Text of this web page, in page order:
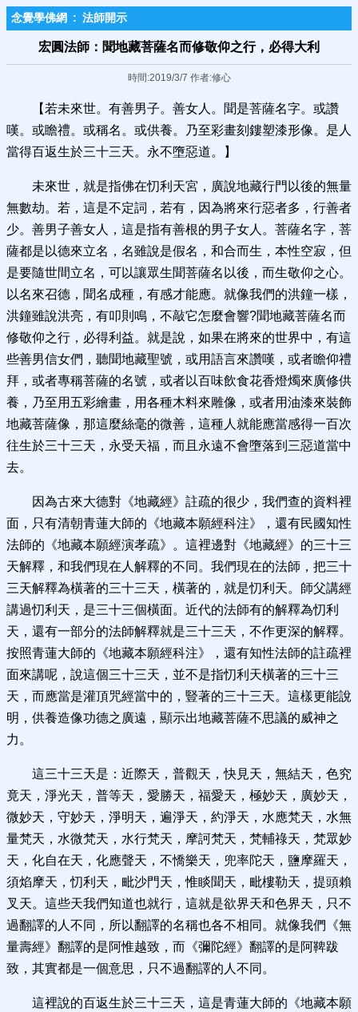
念覺學佛網 : 法師開示
宏圓法師：聞地藏菩薩名而修敬仰之行，必得大利
時間:2019/3/7 作者:修心
【若未來世。有善男子。善女人。聞是菩薩名字。或讚
嘆。或瞻禮。或稱名。或供養。乃至彩畫刻鏤塑漆形像。是人
當得百返生於三十三天。永不墮惡道。】
未來世，就是指佛在忉利天宮，廣說地藏行門以後的無量
無數劫。若，這是不定詞，若有，因為將來行惡者多，行善者
少。善男子善女人，這是指有善根的男子女人。菩薩名字，菩
薩都是以德來立名，名雖說是假名，和合而生，本性空寂，但
是要隨世間立名，可以讓眾生聞菩薩名以後，而生敬仰之心。
以名來召德，聞名成種，有感才能應。就像我們的洪鐘一樣，
洪鐘雖說洪亮，有叩則鳴，不敲它怎麼會響?聞地藏菩薩名而
修敬仰之行，必得利益。就是說，如果在將來的世界中，有這
些善男信女們，聽聞地藏聖號，或用語言來讚嘆，或者瞻仰禮
拜，或者專稱菩薩的名號，或者以百味飲食花香燈燭來廣修供
養，乃至用五彩繪畫，用各種木料來雕像，或者用油漆來裝飾
地藏菩薩像，那這麼絲毫的微善，這種人就能應當感得一百次
往生於三十三天，永受天福，而且永遠不會墮落到三惡道當中
去。
因為古來大德對《地藏經》註疏的很少，我們查的資料裡
面，只有清朝青蓮大師的《地藏本願經科注》，還有民國知性
法師的《地藏本願經演孝疏》。這裡邊對《地藏經》的三十三
天解釋，和我們現在人解釋的不同。我們現在的法師，把三十
三天解釋為橫著的三十三天，橫著的，就是忉利天。師父講經
講過忉利天，是三十三個橫面。近代的法師有的解釋為忉利
天，還有一部分的法師解釋就是三十三天，不作更深的解釋。
按照青蓮大師的《地藏本願經科注》，還有知性法師的註疏裡
面來講呢，說這個三十三天，並不是指忉利天橫著的三十三
天，而應當是灌頂咒經當中的，豎著的三十三天。這樣更能說
明，供養造像功德之廣遠，顯示出地藏菩薩不思議的威神之
力。
這三十三天是：近際天，普觀天，快見天，無結天，色究
竟天，淨光天，普等天，愛勝天，福愛天，極妙天，廣妙天，
微妙天，守妙天，淨明天，遍淨天，約淨天，水應梵天，水無
量梵天，水微梵天，水行梵天，摩訶梵天，梵輔祿天，梵眾妙
天，化自在天，化應聲天，不憍樂天，兜率陀天，鹽摩羅天，
須焰摩天，忉利天，毗沙門天，惟睒聞天，毗樓勒天，提頭賴
叉天。這些天我們知道也就行，這就是欲界天和色界天，只不
過翻譯的人不同，所以翻譯的名稱也各不相同。就像我們《無
量壽經》翻譯的是阿惟越致，而《彌陀經》翻譯的是阿鞞跋
致，其實都是一個意思，只不過翻譯的人不同。
這裡說的百返生於三十三天，這是青蓮大師的《地藏本願